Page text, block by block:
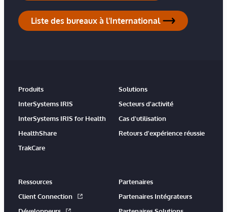
Liste des bureaux à l'International
Produits
InterSystems IRIS
InterSystems IRIS for Health
HealthShare
TrakCare
Solutions
Secteurs d'activité
Cas d'utilisation
Retours d'expérience réussie
Ressources
Client Connection
Partenaires
Partenaires Intégrateurs